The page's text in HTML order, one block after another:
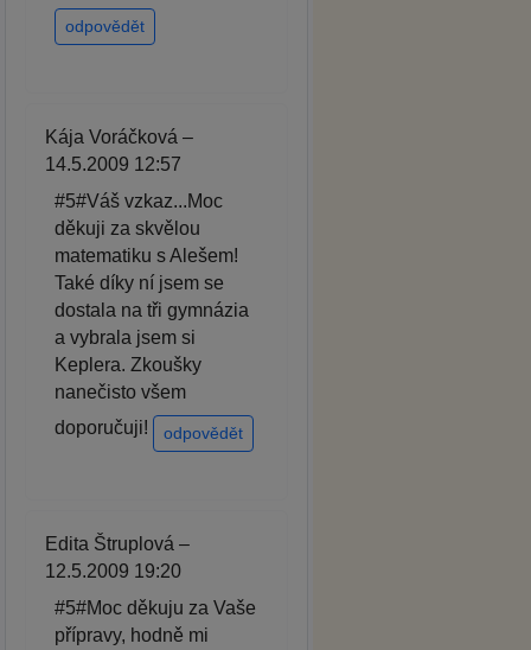
odpovědět
Kája Voráčková –
14.5.2009 12:57
#5#Váš vzkaz...Moc
děkuji za skvělou
matematiku s Alešem!
Také díky ní jsem se
dostala na tři gymnázia
a vybrala jsem si
Keplera. Zkoušky
nanečisto všem
doporučuji!
odpovědět
Edita Štruplová –
12.5.2009 19:20
#5#Moc děkuju za Vaše
přípravy, hodně mi